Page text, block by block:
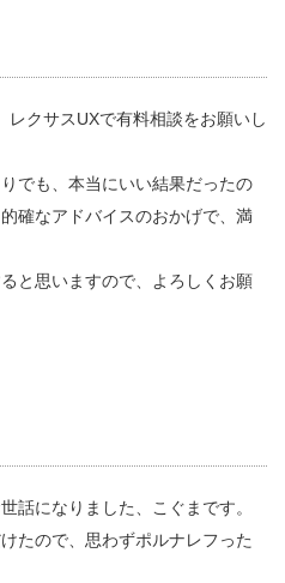
クサスUXで有料相談をお願いし
でも、本当にいい結果だったの
確なアドバイスのおかげで、満
と思いますので、よろしくお願
話になりました、こぐまです。
たので、思わずポルナレフった